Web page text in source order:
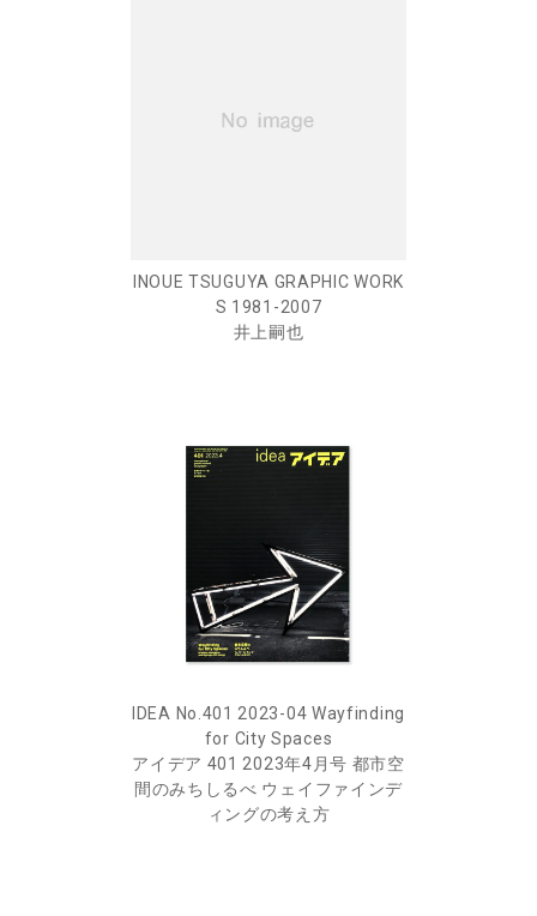
INOUE TSUGUYA GRAPHIC WORK
S 1981-2007
井上嗣也
IDEA No.401 2023-04 Wayfinding
for City Spaces
アイデア 401 2023年4月号 都市空
間のみちしるべ ウェイファインデ
ィングの考え方